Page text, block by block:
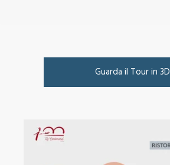
Guarda il Tour in 3D